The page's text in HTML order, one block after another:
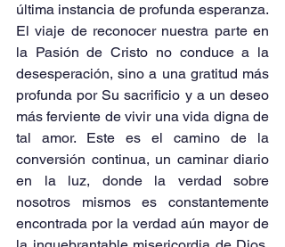
última instancia de profunda esperanza.
El viaje de reconocer nuestra parte en
la Pasión de Cristo no conduce a la
desesperación, sino a una gratitud más
profunda por Su sacrificio y a un deseo
más ferviente de vivir una vida digna de
tal amor. Este es el camino de la
conversión continua, un caminar diario
en la luz, donde la verdad sobre
nosotros mismos es constantemente
encontrada por la verdad aún mayor de